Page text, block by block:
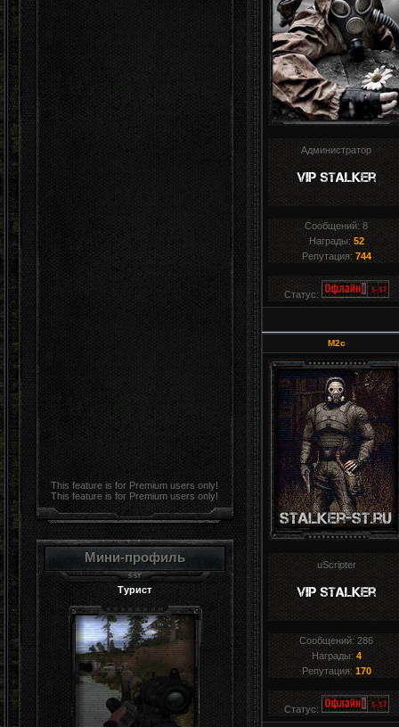
This feature is for Premium users only!
This feature is for Premium users only!
Мини-профиль
Турист
Администратор
Сообщений:8
Награды: 52
Репутация: 744
Статус:
M2c
uScripter
Сообщений:286
Награды: 4
Репутация: 170
Статус: